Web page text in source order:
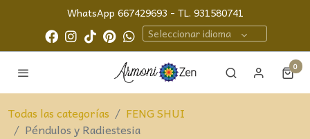
WhatsApp 667429693 - TL. 931580741
Seleccionar idioma
0
Todas las categorías
FENG SHUI
Péndulos y Radiestesia